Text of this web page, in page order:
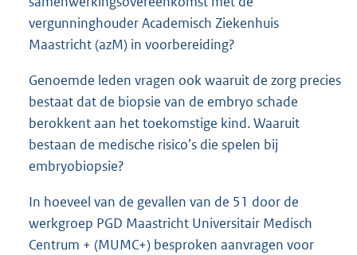
vergunninghouder Academisch Ziekenhuis
Maastricht (azM) in voorbereiding?
Genoemde leden vragen ook waaruit de zorg precies
bestaat dat de biopsie van de embryo schade
berokkent aan het toekomstige kind. Waaruit
bestaan de medische risico’s die spelen bij
embryobiopsie?
In hoeveel van de gevallen van de 51 door de
werkgroep PGD Maastricht Universitair Medisch
Centrum + (MUMC+) besproken aanvragen voor